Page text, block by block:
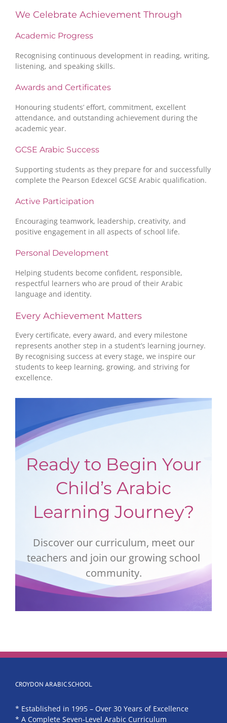
We Celebrate Achievement Through
Academic Progress
Recognising continuous development in reading, writing,
listening, and speaking skills.
Awards and Certificates
Honouring students’ effort, commitment, excellent
attendance, and outstanding achievement during the
academic year.
GCSE Arabic Success
Supporting students as they prepare for and successfully
complete the Pearson Edexcel GCSE Arabic qualification.
Active Participation
Encouraging teamwork, leadership, creativity, and
positive engagement in all aspects of school life.
Personal Development
Helping students become confident, responsible,
respectful learners who are proud of their Arabic
language and identity.
Every Achievement Matters
Every certificate, every award, and every milestone
represents another step in a student’s learning journey.
By recognising success at every stage, we inspire our
students to keep learning, growing, and striving for
excellence.
Ready to Begin Your
Child’s Arabic
Learning Journey?
Discover our curriculum, meet our
teachers and join our growing school
community.
CROYDON ARABIC SCHOOL
* Established in 1995 – Over 30 Years of Excellence
* A Complete Seven-Level Arabic Curriculum